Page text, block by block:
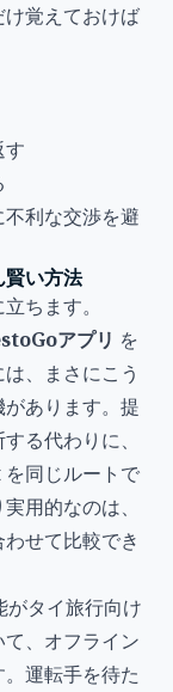
覚えておけば
す
利な交渉を避
賢い方法
ちます。
アプリ を
、まさにこう
あります。提
る代わりに、
を同じルートで
用的なのは、
せて比較でき
がタイ旅行向け
、オフライン
運転手を待た